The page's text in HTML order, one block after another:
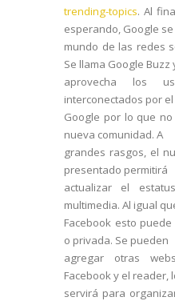
trending-topics. Al
esperando, Google
mundo de las redes
Se llama Google Buzz
aprovecha los
interconectados por
Google por lo que
nueva comunidad. A
grandes rasgos, el
presentado permitirá
actualizar el
multimedia. Al igual
Facebook esto
o privada. Se pueden
agregar otras
Facebook y el reader,
servirá para